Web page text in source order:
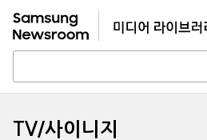
TV/사이니지